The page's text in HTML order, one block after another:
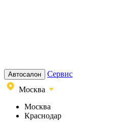
Автосалон
Сервис
Москва
Москва
Краснодар